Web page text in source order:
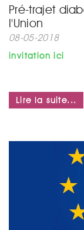
Pré-trajet
l'Union
08-05-2018
invitation ici
Lire la suite...